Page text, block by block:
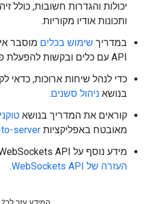
יכולות והגדרות חשובות, כולל
ותכונות אודיו מקוריות.
במדריך שימוש בכלים
API עם כלים ובקשות להפעלת פונקציות.
כדי לנהל שיחות ארוכות, כדאי
בנושא ניהול סשנים.
קוראים את המדריך בנושא
מאובטח באפליקציות server
מידע נוסף על WebSockets API מופיע ב
העזרה של WebSockets API
.